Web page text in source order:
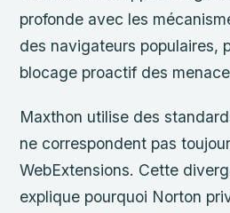
profonde avec les
des navigateurs populaires,
blocage proactif des
Maxthon utilise des
ne correspondent pas
WebExtensions. Cette
explique pourquoi Norton